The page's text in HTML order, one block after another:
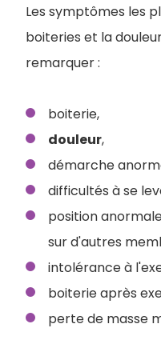
Les symptômes les
boiteries et la
remarquer :
boiterie,
douleur,
démarche
difficultés à se
position
sur d'autres
intolérance à
boiterie après
perte de masse